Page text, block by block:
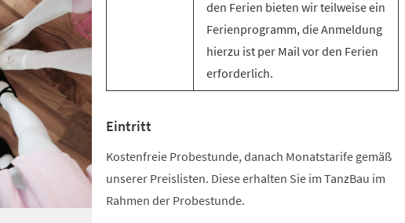
den Ferien bieten wir teilweise ein
Ferienprogramm, die Anmeldung
hierzu ist per Mail vor den Ferien
erforderlich.
Eintritt
Kostenfreie Probestunde, danach Monatstarife gemäß
unserer Preislisten. Diese erhalten Sie im TanzBau im
Rahmen der Probestunde.